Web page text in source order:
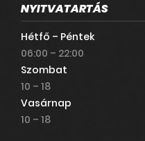
NYITVATARTÁS
Hétfő – Péntek
06:00 – 22:00
Szombat
10 – 18
Vasárnap
10 – 18